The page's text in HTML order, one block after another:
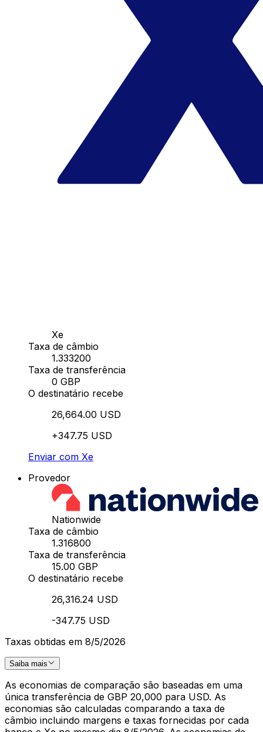
Xe
Taxa de câmbio
1.333200
Taxa de transferência
0 GBP
O destinatário recebe
26,664.00 USD
+347.75 USD
Enviar com Xe
Provedor
Nationwide
Taxa de câmbio
1.316800
Taxa de transferência
15.00 GBP
O destinatário recebe
26,316.24 USD
-347.75 USD
Taxas obtidas em 8/5/2026
Saiba mais
As economias de comparação são baseadas em uma
única transferência de GBP 20,000 para USD. As
economias são calculadas comparando a taxa de
câmbio incluindo margens e taxas fornecidas por cada